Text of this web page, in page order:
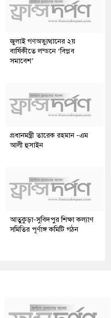
জুলাই গণঅভ্যুত্থানের ২য়
বার্ষিকীতে লন্ডনে ‘বিপ্লব
সমাবেশ’
প্রধানমন্ত্রী তারেক রহমান -এম
আলী হুসাইন
আতুকুড়া-সুবিদপুর শিক্ষা কল্যাণ
সমিতির পূর্ণাঙ্গ কমিটি গঠন